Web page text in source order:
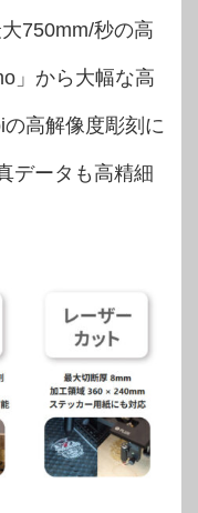
750mm/秒の高
」から大幅な高
高解像度彫刻に
データも高精細